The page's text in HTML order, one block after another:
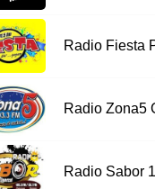
Radio Fiesta
Radio Zona5
Radio Sabor